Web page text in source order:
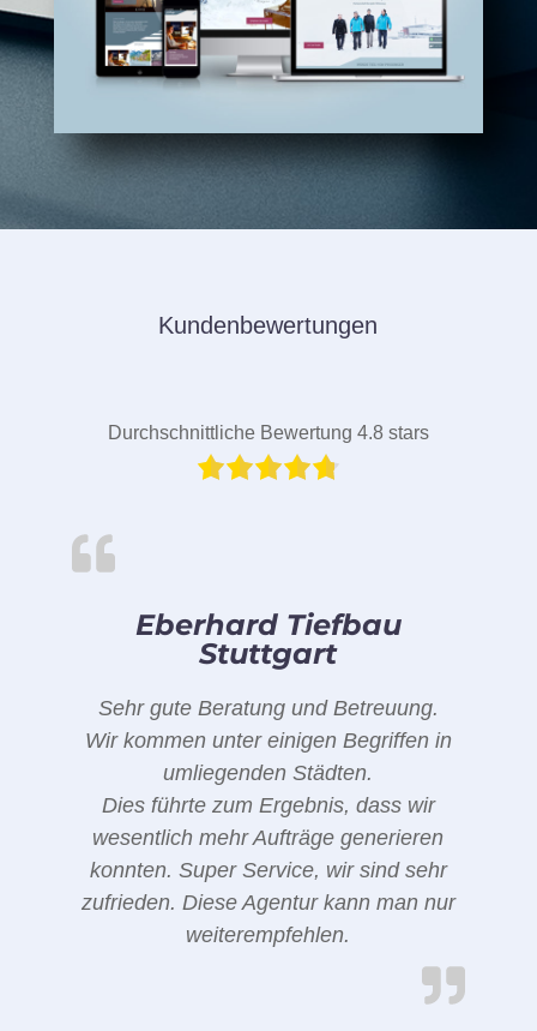
Kundenbewertungen
Durchschnittliche Bewertung 4.8 stars
Eberhard Tiefbau
Stuttgart
Sehr gute Beratung und Betreuung.
Wir kommen unter einigen Begriffen in
umliegenden Städten.
Dies führte zum Ergebnis, dass wir
wesentlich mehr Aufträge generieren
konnten. Super Service, wir sind sehr
zufrieden. Diese Agentur kann man nur
weiterempfehlen.